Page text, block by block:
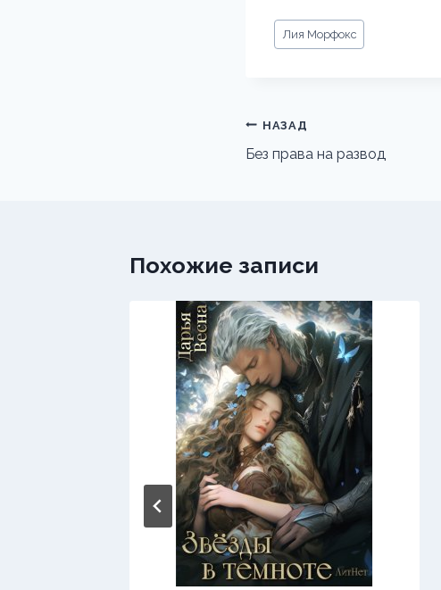
Метки
записи:
Лия Морфокс
Навигация
по
НАЗАД
Без права на развод
Похожие записи